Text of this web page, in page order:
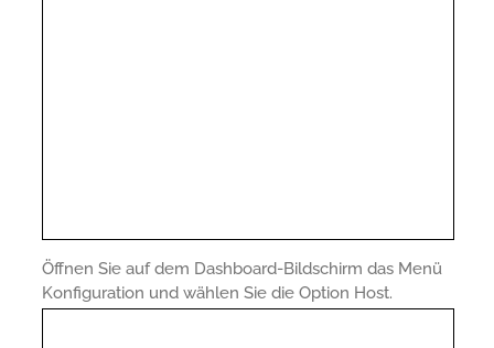
Öffnen Sie auf dem Dashboard-Bildschirm das Menü
Konfiguration und wählen Sie die Option Host.